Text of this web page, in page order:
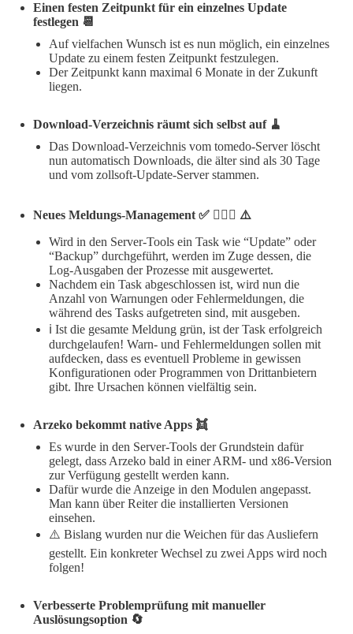
Einen festen Zeitpunkt für ein einzelnes Update
festlegen 📆
Auf vielfachen Wunsch ist es nun möglich, ein einzelnes
Update zu einem festen Zeitpunkt festzulegen.
Der Zeitpunkt kann maximal 6 Monate in der Zukunft
liegen.
Download-Verzeichnis räumt sich selbst auf 🧹
Das Download-Verzeichnis vom tomedo-Server löscht
nun automatisch Downloads, die älter sind als 30 Tage
und vom zollsoft-Update-Server stammen.
Neues Meldungs-Management ✅ 🤷🏽‍♂️ ⚠️
Wird in den Server-Tools ein Task wie “Update” oder
“Backup” durchgeführt, werden im Zuge dessen, die
Log-Ausgaben der Prozesse mit ausgewertet.
Nachdem ein Task abgeschlossen ist, wird nun die
Anzahl von Warnungen oder Fehlermeldungen, die
während des Tasks aufgetreten sind, mit ausgeben.
ℹ️ Ist die gesamte Meldung grün, ist der Task erfolgreich
durchgelaufen! Warn- und Fehlermeldungen sollen mit
aufdecken, dass es eventuell Probleme in gewissen
Konfigurationen oder Programmen von Drittanbietern
gibt. Ihre Ursachen können vielfältig sein.
Arzeko bekommt native Apps 👯
Es wurde in den Server-Tools der Grundstein dafür
gelegt, dass Arzeko bald in einer ARM- und x86-Version
zur Verfügung gestellt werden kann.
Dafür wurde die Anzeige in den Modulen angepasst.
Man kann über Reiter die installierten Versionen
einsehen.
⚠️ Bislang wurden nur die Weichen für das Ausliefern
gestellt. Ein konkreter Wechsel zu zwei Apps wird noch
folgen!
Verbesserte Problemprüfung mit manueller
Auslösungsoption 🔄